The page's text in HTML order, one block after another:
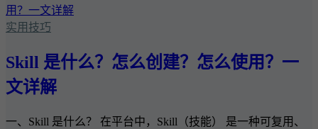
实用技巧
Skill 是什么？怎么创建？怎么使用？一
文详解
一、Skill 是什么？ 在平台中，Skill（技能） 是一种可复用、